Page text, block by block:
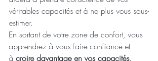
véritables capacités et à ne plus vous sous-
estimer.
En sortant de votre zone de confort, vous
apprendrez à vous faire confiance et
à croire davantage en vos capacités.